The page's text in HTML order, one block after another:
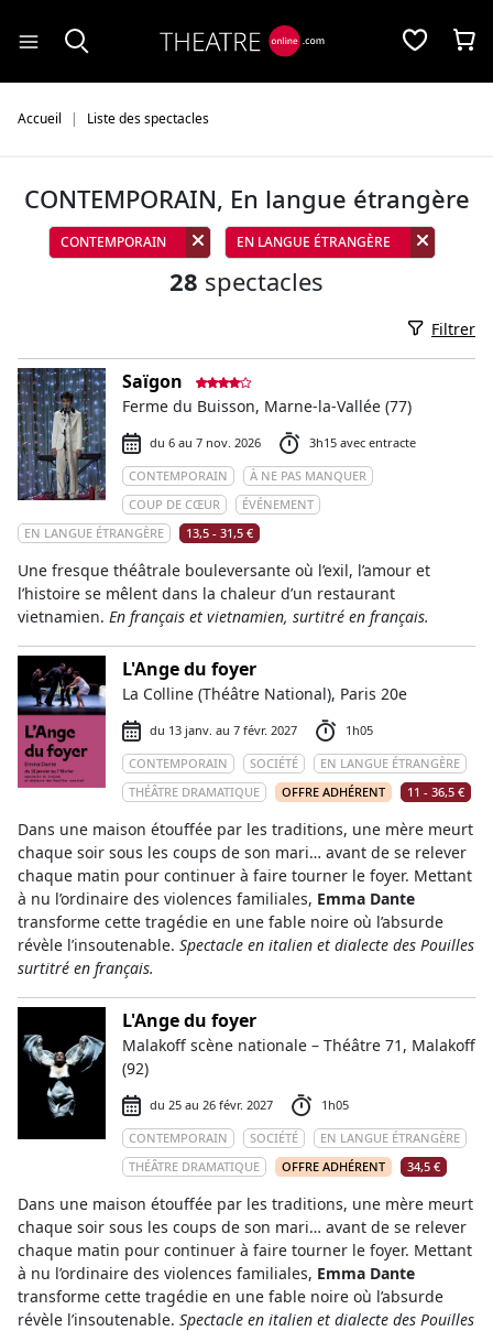
Accueil Liste des spectacles
CONTEMPORAIN, En langue étrangère
CONTEMPORAIN EN LANGUE ÉTRANGÈRE
28 spectacles
Filtrer
Saïgon
Ferme du Buisson, Marne-la-Vallée (77)
du 6 au 7 nov. 2026
3h15 avec entracte
CONTEMPORAIN
À NE PAS MANQUER
COUP DE CŒUR
ÉVÉNEMENT
EN LANGUE ÉTRANGÈRE
13,5 - 31,5 €
Une fresque théâtrale bouleversante où l’exil, l’amour et
l’histoire se mêlent dans la chaleur d’un restaurant
vietnamien. En français et vietnamien, surtitré en français.
L'Ange du foyer
La Colline (Théâtre National), Paris 20e
du 13 janv. au 7 févr. 2027
1h05
CONTEMPORAIN
SOCIÉTÉ
EN LANGUE ÉTRANGÈRE
THÉÂTRE DRAMATIQUE
OFFRE ADHÉRENT 11 - 36,5 €
Dans une maison étouffée par les traditions, une mère meurt
chaque soir sous les coups de son mari… avant de se relever
chaque matin pour continuer à faire tourner le foyer. Mettant
à nu l’ordinaire des violences familiales, Emma Dante
transforme cette tragédie en une fable noire où l’absurde
révèle l’insoutenable. Spectacle en italien et dialecte des Pouilles
surtitré en français.
L'Ange du foyer
Malakoff scène nationale – Théâtre 71, Malakoff
(92)
du 25 au 26 févr. 2027
1h05
CONTEMPORAIN
SOCIÉTÉ
EN LANGUE ÉTRANGÈRE
THÉÂTRE DRAMATIQUE
OFFRE ADHÉRENT 34,5 €
Dans une maison étouffée par les traditions, une mère meurt
chaque soir sous les coups de son mari… avant de se relever
chaque matin pour continuer à faire tourner le foyer. Mettant
à nu l’ordinaire des violences familiales, Emma Dante
transforme cette tragédie en une fable noire où l’absurde
révèle l’insoutenable. Spectacle en italien et dialecte des Pouilles